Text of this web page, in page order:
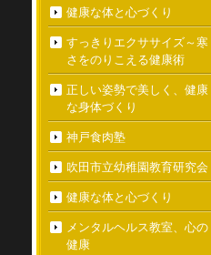
健康な体と心づくり
すっきりエクササイズ～寒
さをのりこえる健康術
正しい姿勢で美しく、健康
な身体づくり
神戸食肉塾
吹田市立幼稚園教育研究会
健康な体と心づくり
メンタルヘルス教室、心の
健康